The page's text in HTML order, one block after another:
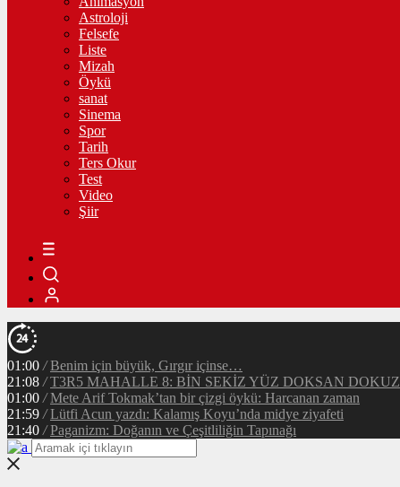
Astroloji
Felsefe
Liste
Mizah
Öykü
sanat
Sinema
Spor
Tarih
Ters Okur
Test
Video
Şiir
01:00 / Benim için büyük, Gırgır içinse…
21:08 / T3R5 MAHALLE 8: BİN SEKİZ YÜZ DOKSAN DOKUZ
01:00 / Mete Arif Tokmak’tan bir çizgi öykü: Harcanan zaman
21:59 / Lütfi Acun yazdı: Kalamış Koyu’nda midye ziyafeti
21:40 / Paganizm: Doğanın ve Çeşitliliğin Tapınağı